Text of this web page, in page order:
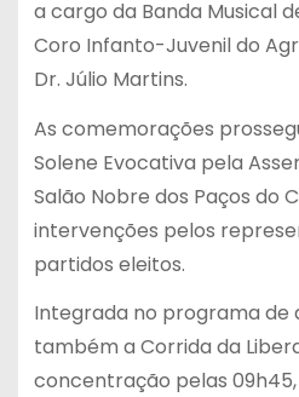
a cargo da Banda Musical
Coro Infanto-Juvenil do
Dr. Júlio Martins.
As comemorações
Solene Evocativa pela
Salão Nobre dos Paços do
intervenções pelos
partidos eleitos.
Integrada no programa de
também a Corrida da
concentração pelas